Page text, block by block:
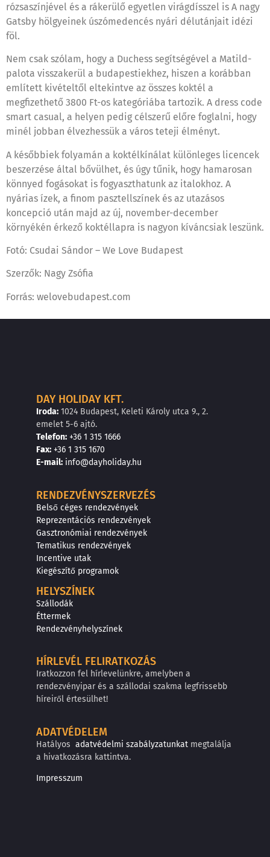
rózsaszínjével és a rákerülő egyetlen virágdísszel is A nagy
Gatsby hölgyeinek úszómedencés nyári délutánjait idézi
föl.
Nem csak szólam, hogy a Duchess segítségével a Matild-
palota visszakerül a budapestiekhez, hiszen a korábban
említett kivételtől eltekintve az összes koktél a
megfizethető 3800 Ft-os kategóriába tartozik. A dress code
smart casual, a helyen pedig célszerű előre foglalni, hogy
minél jobban élvezhessük a város teteji élményt.
A későbbiek folyamán a koktélkínálat különleges licencek
beszerzése által bővülhet, és úgy tűnik, hogy hamarosan
könnyed fogásokat is fogyaszthatunk az italokhoz. A
nyárias ízek, a finom pasztellszínek és az utazásos
koncepció után majd az új, november-december
környékén érkező koktéllapra is nagyon kíváncsiak leszünk.
Fotó: Csudai Sándor – We Love Budapest
Szerzők: Nagy Zsófia
Forrás: welovebudapest.com
DAY HOLIDAY KFT.
Iroda: 1024 Budapest, Keleti Károly utca 9., 2.
emelet 5-6 ajtó.
Telefon: +36 1 315 1666
Fax: +36 1 315 1670
E-mail: info@dayholiday.hu
RENDEZVÉNYSZERVEZÉS
Belső céges rendezvények
Reprezentációs rendezvények
Gasztronómiai rendezvények
Tematikus rendezvények
Incentive utak
Kiegészítő programok
HELYSZÍNEK
Szállodák
Éttermek
Rendezvényhelyszínek
HÍRLEVÉL FELIRATKOZÁS
Iratkozzon fel hírlevelünkre, amelyben a
rendezvényipar és a szállodai szakma legfrissebb
híreiről értesülhet!
ADATVÉDELEM
Hatályos adatvédelmi szabályzatunkat megtalálja
a hivatkozásra kattintva.
Impresszum